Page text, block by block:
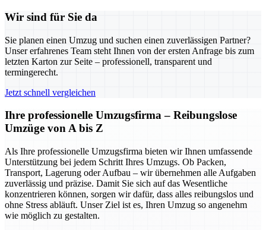
Wir sind für Sie da
Sie planen einen Umzug und suchen einen zuverlässigen Partner?
Unser erfahrenes Team steht Ihnen von der ersten Anfrage bis zum
letzten Karton zur Seite – professionell, transparent und
termingerecht.
Jetzt schnell vergleichen
Ihre professionelle Umzugsfirma – Reibungslose
Umzüge von A bis Z
Als Ihre professionelle Umzugsfirma bieten wir Ihnen umfassende
Unterstützung bei jedem Schritt Ihres Umzugs. Ob Packen,
Transport, Lagerung oder Aufbau – wir übernehmen alle Aufgaben
zuverlässig und präzise. Damit Sie sich auf das Wesentliche
konzentrieren können, sorgen wir dafür, dass alles reibungslos und
ohne Stress abläuft. Unser Ziel ist es, Ihren Umzug so angenehm
wie möglich zu gestalten.